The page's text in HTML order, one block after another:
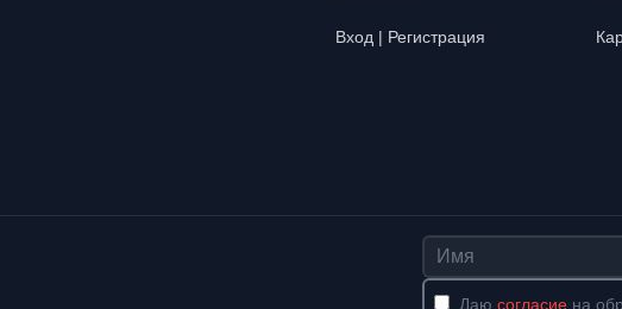
Вход | Регистрация
Имя
Даю согласие на